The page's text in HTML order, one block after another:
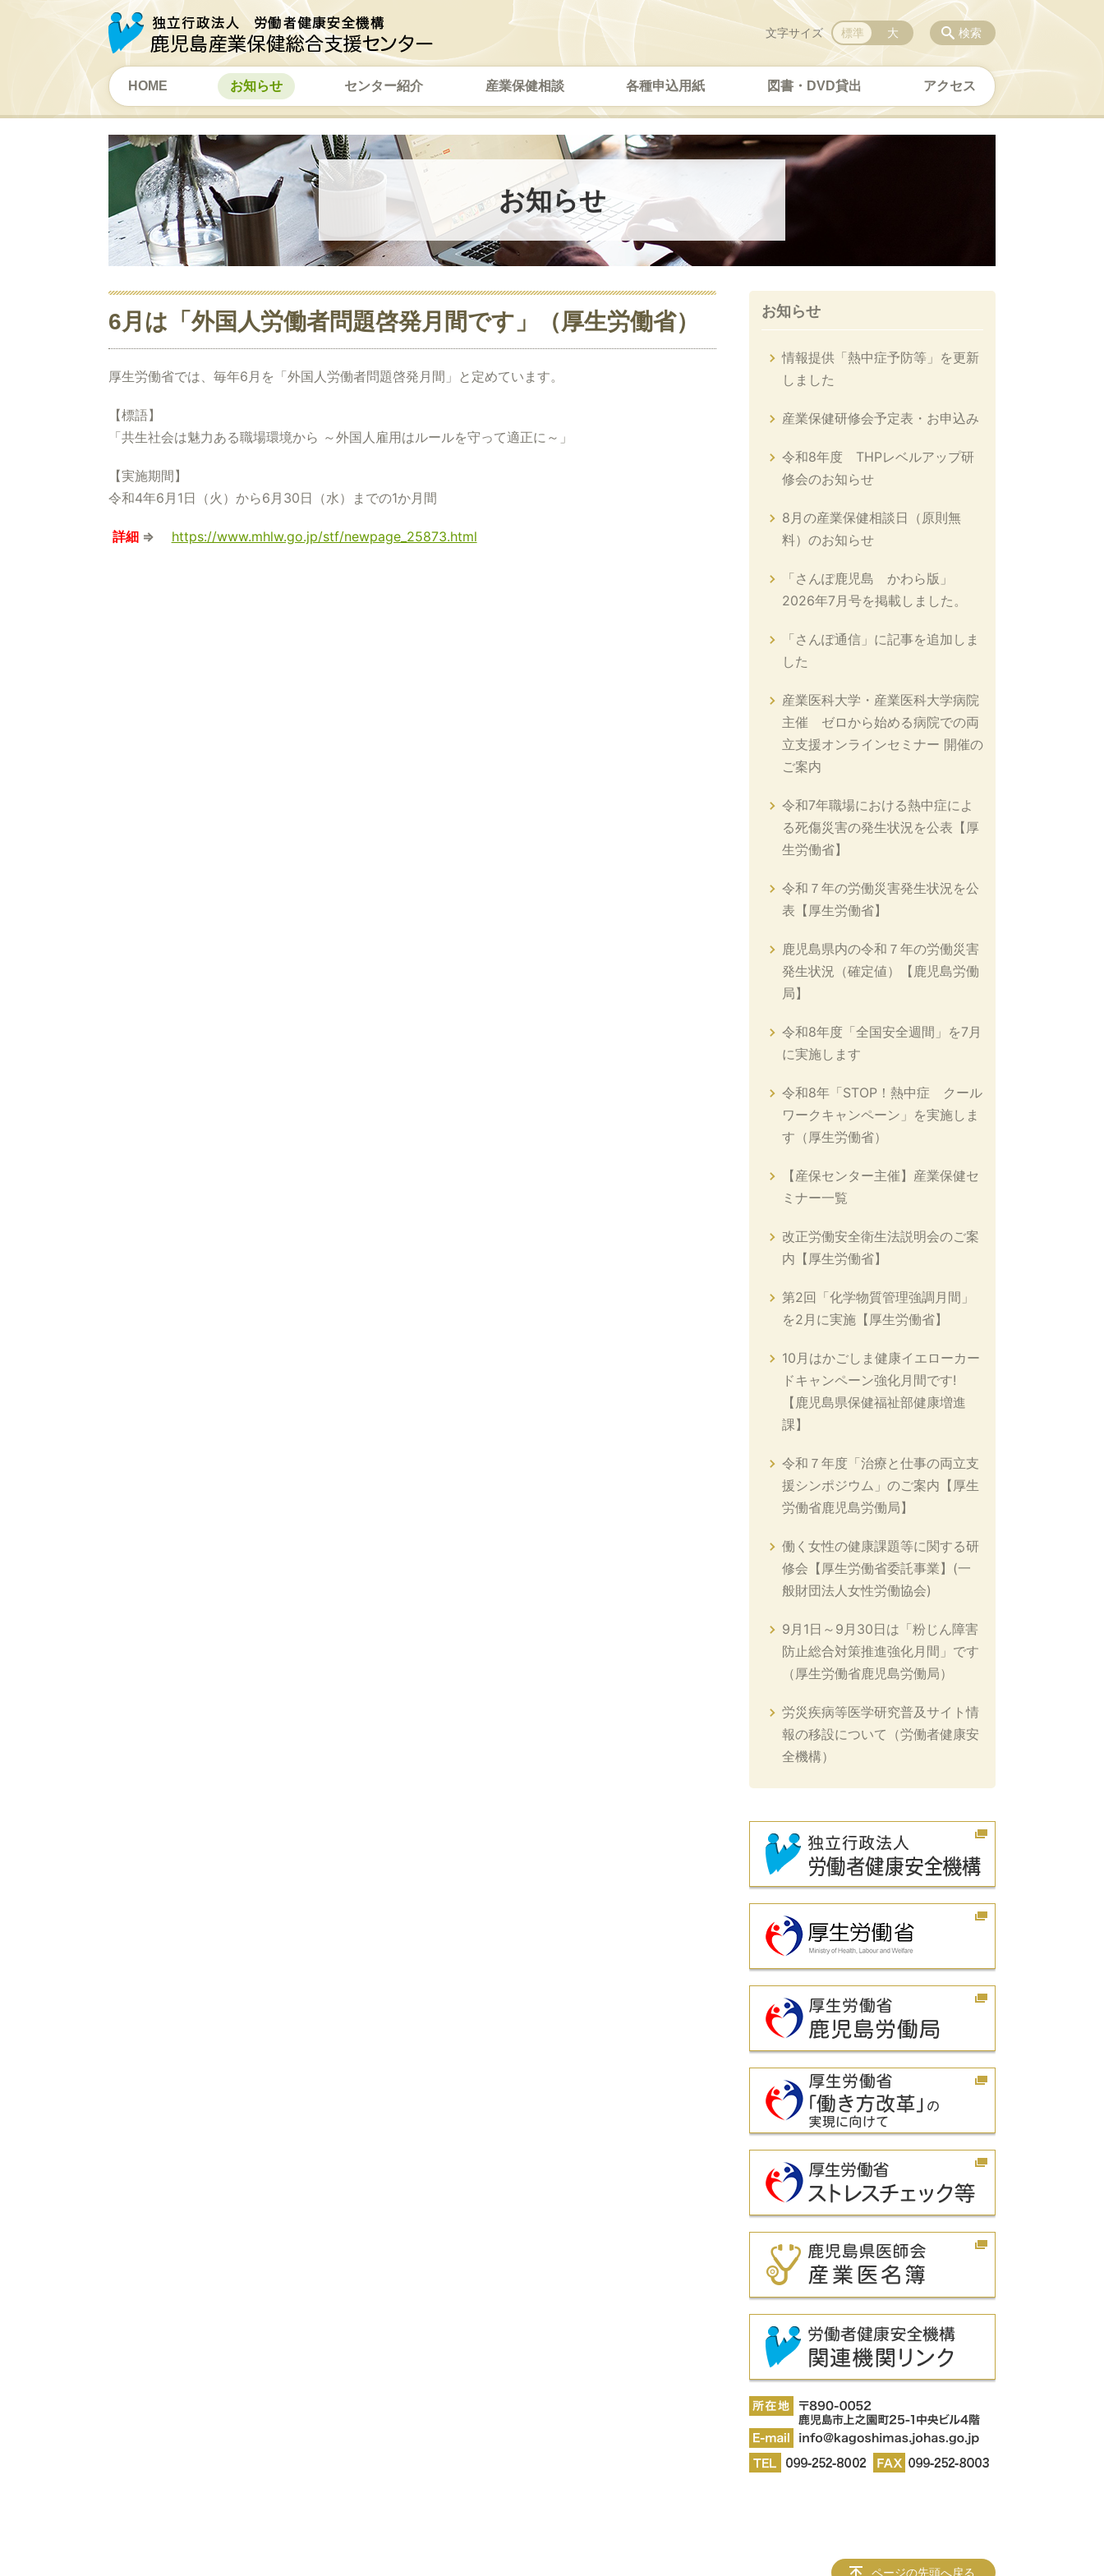
HOME お知らせ センター紹介 産業保健相談 各種申込用紙 図書・DVD貸出 アクセス
検索
文字サイズ 標準 大
お知らせ
6月は「外国人労働者問題啓発月間です」（厚生労働省）
厚生労働省では、毎年6月を「外国人労働者問題啓発月間」と定めています。
【標語】
「共生社会は魅力ある職場環境から ～外国人雇用はルールを守って適正に～」
【実施期間】
令和4年6月1日（火）から6月30日（水）までの1か月間
詳細⇒ https://www.mhlw.go.jp/stf/newpage_25873.html
お知らせ
情報提供「熱中症予防等」を更新
しました
産業保健研修会予定表・お申込み
令和8年度 THPレベルアップ研
修会のお知らせ
8月の産業保健相談日（原則無
料）のお知らせ
「さんぽ鹿児島 かわら版」
2026年7月号を掲載しました。
「さんぽ通信」に記事を追加しま
した
産業医科大学・産業医科大学病院
主催 ゼロから始める病院での両
立支援オンラインセミナー 開催の
ご案内
令和7年職場における熱中症によ
る死傷災害の発生状況を公表【厚
生労働省】
令和７年の労働災害発生状況を公
表【厚生労働省】
鹿児島県内の令和７年の労働災害
発生状況（確定値）【鹿児島労働
局】
令和8年度「全国安全週間」を7月
に実施します
令和8年「STOP！熱中症 クール
ワークキャンペーン」を実施しま
す（厚生労働省）
【産保センター主催】産業保健セ
ミナー一覧
改正労働安全衛生法説明会のご案
内【厚生労働省】
第2回「化学物質管理強調月間」
を2月に実施【厚生労働省】
10月はかごしま健康イエローカー
ドキャンペーン強化月間です!
【鹿児島県保健福祉部健康増進
課】
令和７年度「治療と仕事の両立支
援シンポジウム」のご案内【厚生
労働省鹿児島労働局】
働く女性の健康課題等に関する研
修会【厚生労働省委託事業】(一
般財団法人女性労働協会)
9月1日～9月30日は「粉じん障害
防止総合対策推進強化月間」です
（厚生労働省鹿児島労働局）
労災疾病等医学研究普及サイト情
報の移設について（労働者健康安
全機構）
ページの先頭へ戻る